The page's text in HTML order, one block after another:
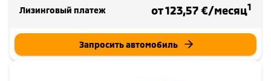
Лизинговый платеж от 123,57 €/месяц1
Запросить автомобиль